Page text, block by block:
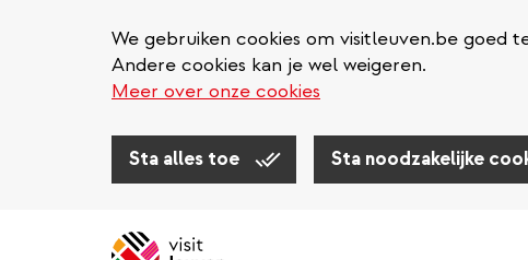
We gebruiken cookies om visitleuven.be goed
Andere cookies kan je wel weigeren.
Meer over onze cookies
Sta alles toe Sta noodzakelijke